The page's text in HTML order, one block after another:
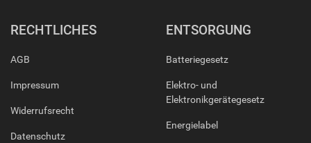
RECHTLICHES
AGB
Impressum
Widerrufsrecht
Datenschutz
ENTSORGUNG
Batteriegesetz
Elektro- und
Elektronikgerätegesetz
Energielabel